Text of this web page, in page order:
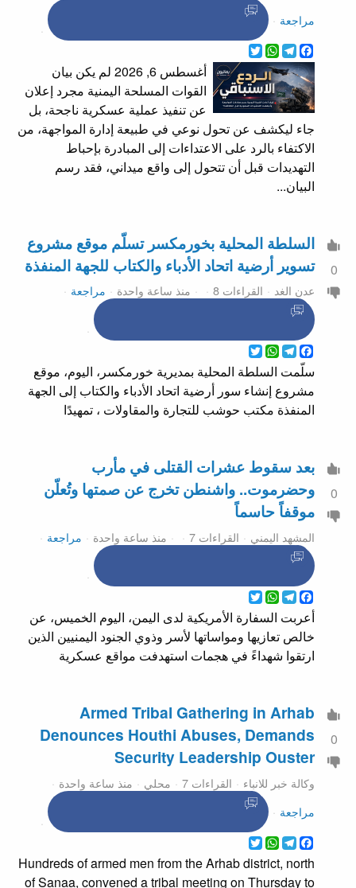
مراجعة
Twitter
WhatsApp
Telegram
Facebook
أغسطس 6, 2026 لم يكن بيان
القوات المسلحة اليمنية مجرد إعلان
عن تنفيذ عملية عسكرية ناجحة، بل
جاء ليكشف عن تحول نوعي في طبيعة إدارة المواجهة، من
الاكتفاء بالرد على الاعتداءات إلى المبادرة بإحباط
التهديدات قبل أن تتحول إلى واقع ميداني، فقد رسم
البيان...
0
السلطة المحلية بخورمكسر تسلّم موقع مشروع
تسوير أرضية اتحاد الأدباء والكتاب للجهة المنفذة
عدن الغد القراءات 8 منذ ساعة واحدة مراجعة
Twitter
WhatsApp
Telegram
Facebook
سلّمت السلطة المحلية بمديرية خورمكسر، اليوم، موقع
مشروع إنشاء سور أرضية اتحاد الأدباء والكتاب إلى الجهة
المنفذة مكتب حوشب للتجارة والمقاولات ، تمهيدًا
0
بعد سقوط عشرات القتلى في مأرب
وحضرموت.. واشنطن تخرج عن صمتها وتُعلّن
موقفاً حاسماً
المشهد اليمني القراءات 7 منذ ساعة واحدة مراجعة
Twitter
WhatsApp
Telegram
Facebook
أعربت السفارة الأمريكية لدى اليمن، اليوم الخميس، عن
خالص تعازيها ومواساتها لأسر وذوي الجنود اليمنيين الذين
ارتقوا شهداءً في هجمات استهدفت مواقع عسكرية
0
Armed Tribal Gathering in Arhab
Denounces Houthi Abuses, Demands
Security Leadership Ouster
وكالة خبر للانباء القراءات 7 محلي
منذ ساعة واحدة
مراجعة
Twitter
WhatsApp
Telegram
Facebook
Hundreds of armed men from the Arhab district, north
of Sanaa, convened a tribal meeting on Thursday to